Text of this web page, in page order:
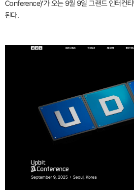
Conference)’가 오는 9월 9일 그랜드 인터컨
된다.